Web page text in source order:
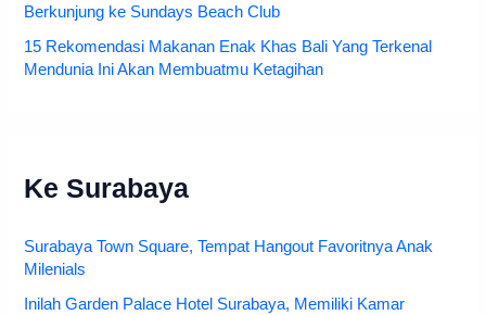
Berkunjung ke Sundays Beach Club
15 Rekomendasi Makanan Enak Khas Bali Yang Terkenal
Mendunia Ini Akan Membuatmu Ketagihan
Ke Surabaya
Surabaya Town Square, Tempat Hangout Favoritnya Anak
Milenials
Inilah Garden Palace Hotel Surabaya, Memiliki Kamar